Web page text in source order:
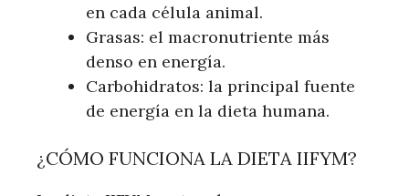
en cada célula animal.
Grasas: el macronutriente más
denso en energía.
Carbohidratos: la principal fuente
de energía en la dieta humana.
¿CÓMO FUNCIONA LA DIETA IIFYM?